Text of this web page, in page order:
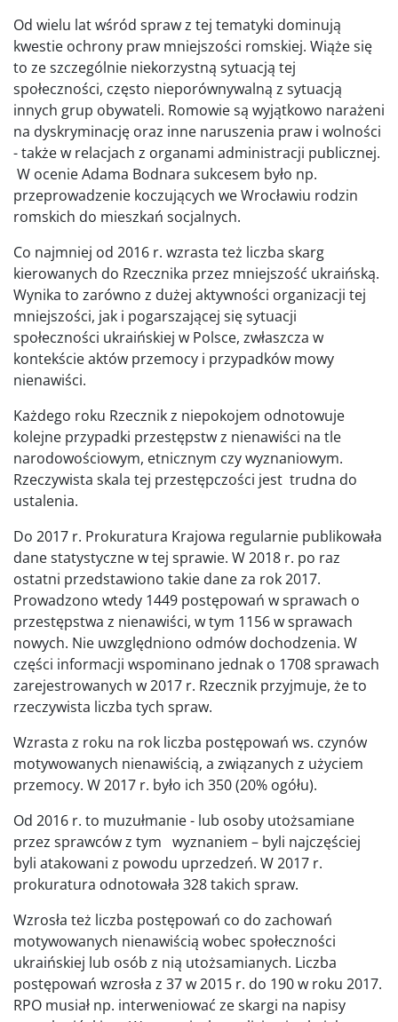
Od wielu lat wśród spraw z tej tematyki dominują
kwestie ochrony praw mniejszości romskiej. Wiąże się
to ze szczególnie niekorzystną sytuacją tej
społeczności, często nieporównywalną z sytuacją
innych grup obywateli. Romowie są wyjątkowo narażeni
na dyskryminację oraz inne naruszenia praw i wolności
- także w relacjach z organami administracji publicznej.
W ocenie Adama Bodnara sukcesem było np.
przeprowadzenie koczujących we Wrocławiu rodzin
romskich do mieszkań socjalnych.
Co najmniej od 2016 r. wzrasta też liczba skarg
kierowanych do Rzecznika przez mniejszość ukraińską.
Wynika to zarówno z dużej aktywności organizacji tej
mniejszości, jak i pogarszającej się sytuacji
społeczności ukraińskiej w Polsce, zwłaszcza w
kontekście aktów przemocy i przypadków mowy
nienawiści.
Każdego roku Rzecznik z niepokojem odnotowuje
kolejne przypadki przestępstw z nienawiści na tle
narodowościowym, etnicznym czy wyznaniowym.
Rzeczywista skala tej przestępczości jest trudna do
ustalenia.
Do 2017 r. Prokuratura Krajowa regularnie publikowała
dane statystyczne w tej sprawie. W 2018 r. po raz
ostatni przedstawiono takie dane za rok 2017.
Prowadzono wtedy 1449 postępowań w sprawach o
przestępstwa z nienawiści, w tym 1156 w sprawach
nowych. Nie uwzględniono odmów dochodzenia. W
części informacji wspominano jednak o 1708 sprawach
zarejestrowanych w 2017 r. Rzecznik przyjmuje, że to
rzeczywista liczba tych spraw.
Wzrasta z roku na rok liczba postępowań ws. czynów
motywowanych nienawiścią, a związanych z użyciem
przemocy. W 2017 r. było ich 350 (20% ogółu).
Od 2016 r. to muzułmanie - lub osoby utożsamiane
przez sprawców z tym wyznaniem – byli najczęściej
byli atakowani z powodu uprzedzeń. W 2017 r.
prokuratura odnotowała 328 takich spraw.
Wzrosła też liczba postępowań co do zachowań
motywowanych nienawiścią wobec społeczności
ukraińskiej lub osób z nią utożsamianych. Liczba
postępowań wzrosła z 37 w 2015 r. do 190 w roku 2017.
RPO musiał np. interweniować ze skargi na napisy